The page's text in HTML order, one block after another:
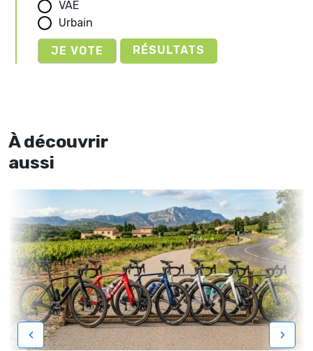
VAE
Urbain
RÉSULTATS
À découvrir
aussi
‹ ›